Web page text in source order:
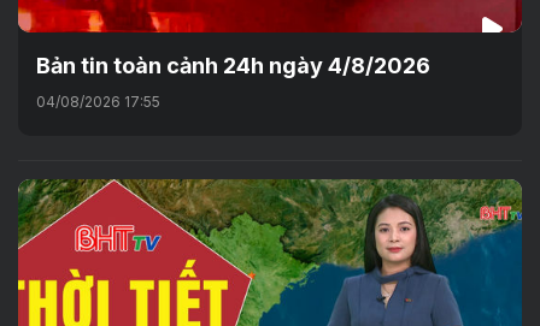
Bản tin toàn cảnh 24h ngày 4/8/2026
04/08/2026 17:55